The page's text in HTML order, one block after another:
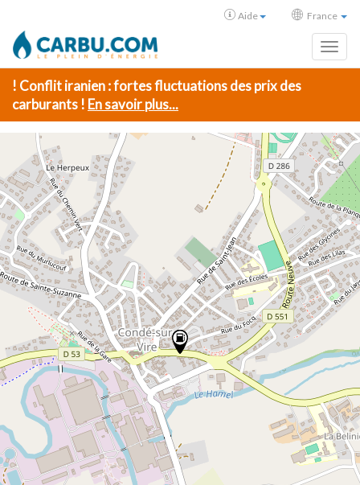
Aide France
! Conflit iranien : fortes fluctuations des prix des
carburants ! En savoir plus...